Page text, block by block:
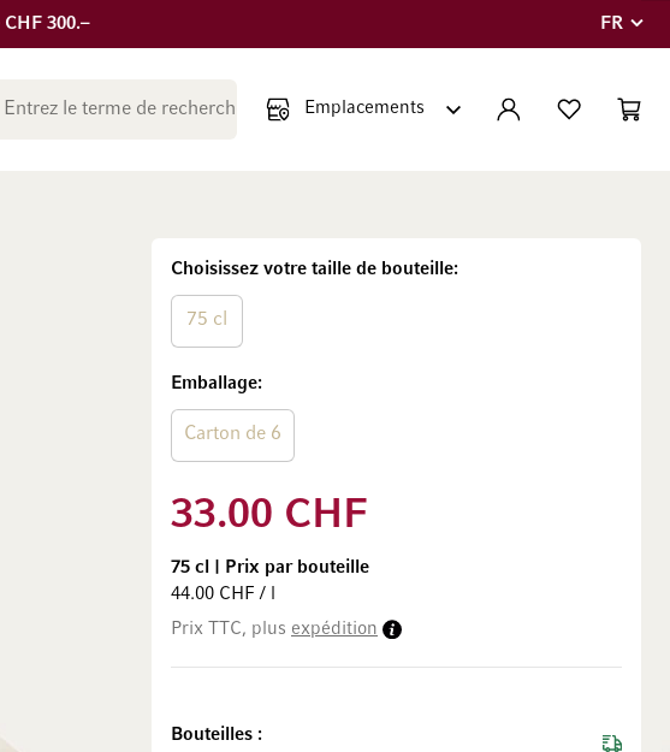
300.–
Langue
FR
COMPTE LISTE
PANIER
Choisissez votre taille de bouteille
75 cl
Emballage
Carton de 6
33.00 CHF
75 cl
Prix par bouteille
44.00 CHF / l
Prix TTC, plus expédition
Bouteilles